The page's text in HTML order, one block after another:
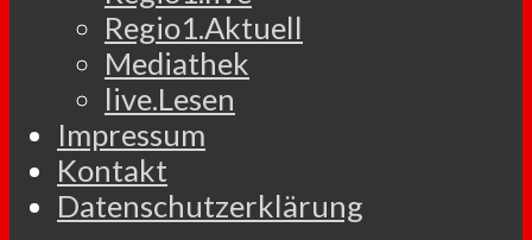
Regio1.Aktuell
Mediathek
live.Lesen
Impressum
Kontakt
Datenschutzerklärung